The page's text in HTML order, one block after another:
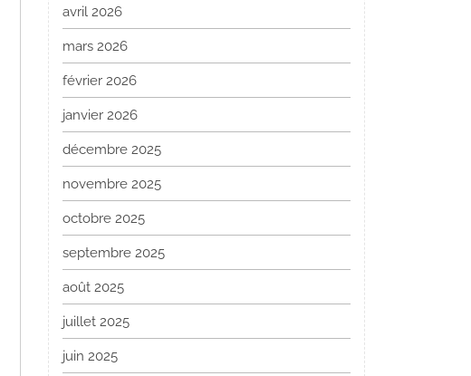
avril 2026
mars 2026
février 2026
janvier 2026
décembre 2025
novembre 2025
octobre 2025
septembre 2025
août 2025
juillet 2025
juin 2025